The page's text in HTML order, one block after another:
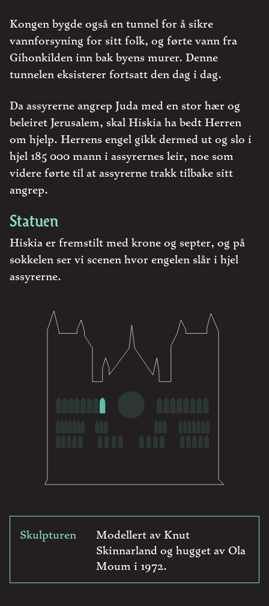
Kongen bygde også en tunnel for å sikre
vannforsyning for sitt folk, og førte vann fra
Gihonkilden inn bak byens murer. Denne
tunnelen eksisterer fortsatt den dag i dag.
Da assyrerne angrep Juda med en stor hær og
beleiret Jerusalem, skal Hiskia ha bedt Herren
om hjelp. Herrens engel gikk dermed ut og slo i
hjel 185 000 mann i assyrernes leir, noe som
videre førte til at assyrerne trakk tilbake sitt
angrep.
Statuen
Hiskia er fremstilt med krone og septer, og på
sokkelen ser vi scenen hvor engelen slår i hjel
assyrerne.
Skulpturen
Modellert av Knut
Skinnarland og hugget av Ola
Moum i 1972.